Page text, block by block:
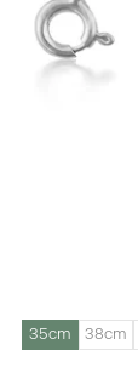
35cm 38cm